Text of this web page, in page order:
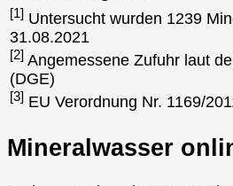
[1] Untersucht wurden 1239
31.08.2021
[2] Angemessene Zufuhr laut
(DGE)
[3] EU Verordnung Nr. 1169/
Mineralwasser